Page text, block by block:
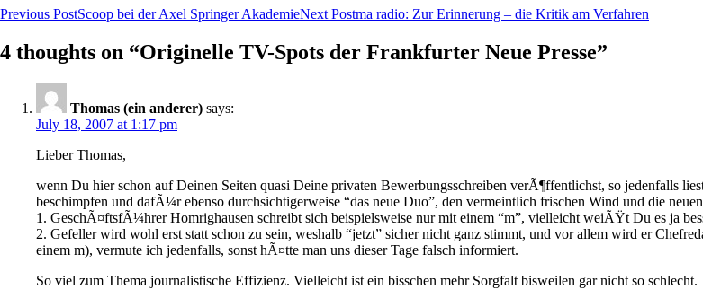
Post
navigation
Previous PostScoop bei der Axel Springer AkademieNext Postma radio: Zur Erinnerung – die Kritik am Verfahren
4 thoughts on “Originelle TV-Spots der Frankfurter Neue Presse”
Thomas (ein anderer) says:
July 18, 2007 at 1:17 pm
Lieber Thomas,
wenn Du hier schon auf Deinen Seiten quasi Deine privaten Bewerbungsschreiben verÃ¶ffentlichst, so jedenfalls
beschimpfen und dafÃ¼r ebenso durchsichtigerweise “das neue Duo”, den vermeintlich frischen Wind und die
1. GeschÃ¤ftsfÃ¼hrer Homrighausen schreibt sich beispielsweise nur mit einem “m”, vielleicht weiÃŸt Du es ja
2. Gefeller wird wohl erst statt schon zu sein, weshalb “jetzt” sicher nicht ganz stimmt, und vor allem wird er
einem m), vermute ich jedenfalls, sonst hÃ¤tte man uns dieser Tage falsch informiert.
So viel zum Thema journalistische Effizienz. Vielleicht ist ein bisschen mehr Sorgfalt bisweilen gar nicht so schlecht.